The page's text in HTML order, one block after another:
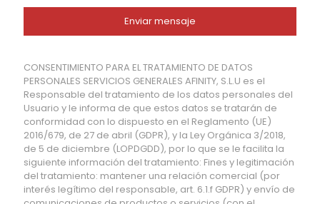
CONSENTIMIENTO PARA EL TRATAMIENTO DE DATOS
PERSONALES SERVICIOS GENERALES AFINITY, S.L.U es el
Responsable del tratamiento de los datos personales del
Usuario y le informa de que estos datos se tratarán de
conformidad con lo dispuesto en el Reglamento (UE)
2016/679, de 27 de abril (GDPR), y la Ley Orgánica 3/2018,
de 5 de diciembre (LOPDGDD), por lo que se le facilita la
siguiente información del tratamiento: Fines y legitimación
del tratamiento: mantener una relación comercial (por
interés legítimo del responsable, art. 6.1.f GDPR) y envío de